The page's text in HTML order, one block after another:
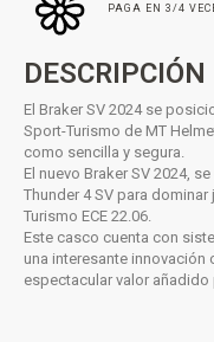
PAGA EN 3/4
DESCRIPCIÓN
El Braker SV 2024 se
Sport-Turismo de MT
como sencilla y segura.
El nuevo Braker SV 2024,
Thunder 4 SV para
Turismo ECE 22.06.
Este casco cuenta con
una interesante innovación
espectacular valor añadido